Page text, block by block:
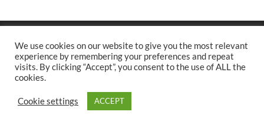
Stolz präsentiertWordPressundHitMag.
We use cookies on our website to give you the most relevant
experience by remembering your preferences and repeat
visits. By clicking “Accept”, you consent to the use of ALL the
cookies.
Cookie settings ACCEPT